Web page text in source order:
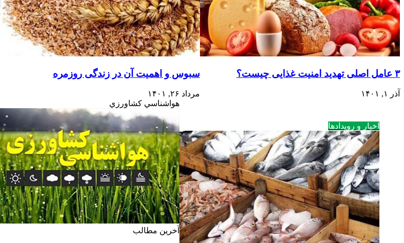
۳ عامل اصلی تهدید امنیت غذایی چیست؟
آذر ۱, ۱۴۰۱
سبوس و اهمیت آن در زندگی روزمره
مرداد ۲۶, ۱۴۰۱
اخبار و رویدادها
هواشناسي كشاورزي
آخرين مطالب